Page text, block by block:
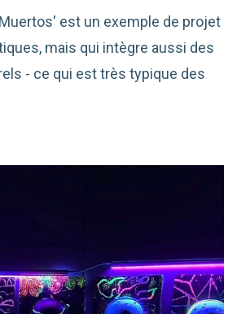
est un exemple de projet
mais qui intègre aussi des
- ce qui est très typique des